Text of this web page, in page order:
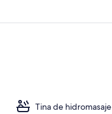
Tina de hidromasaje